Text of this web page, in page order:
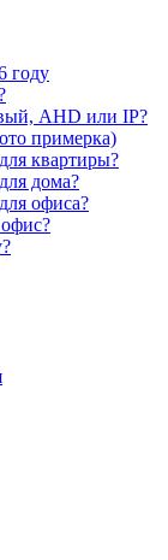
году
AHD или IP?
примерка)
квартиры?
дома?
офиса?